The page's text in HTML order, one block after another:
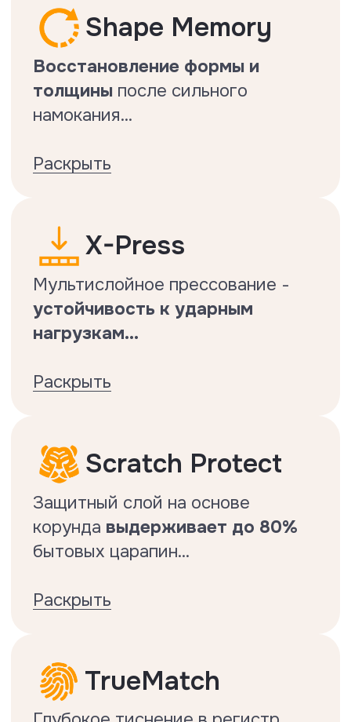
возможно с HDF ламинатом .
Подтвержденная
антистатичность
Подтвержденная
антистатичность.
Тест на ударостойкость
Делается по стандарту EN13329.
Защита
от царапин
Делается по стандарту EN
Коллекция Oak Heritage
Класс истираемости — 33 (AC5)